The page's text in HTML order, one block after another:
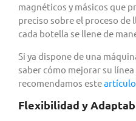
magnéticos y másicos que
preciso sobre el proceso de
cada botella se llene de
Si ya dispone de una
saber cómo mejorar su línea
recomendamos esteartículo
Flexibilidad y